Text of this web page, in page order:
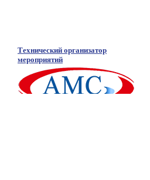
Технический организатор
мероприятий